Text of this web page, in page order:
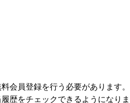
会員登録を行う必要があります。
歴をチェックできるようになりま